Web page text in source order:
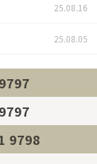
25.08.16
25.08.05
9798